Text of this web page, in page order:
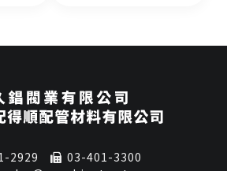
2929
03-401-3300